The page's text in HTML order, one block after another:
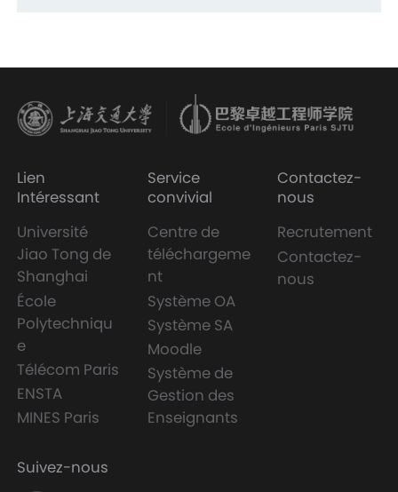
Lien
Intéressant
Université
Jiao Tong de
Shanghai
École
Polytechniqu
e
Télécom Paris
ENSTA
MINES Paris
Service
convivial
Centre de
téléchargeme
nt
Système OA
Système SA
Moodle
Système de
Gestion des
Enseignants
Contactez-
nous
Recrutement
Contactez-
nous
Suivez-nous